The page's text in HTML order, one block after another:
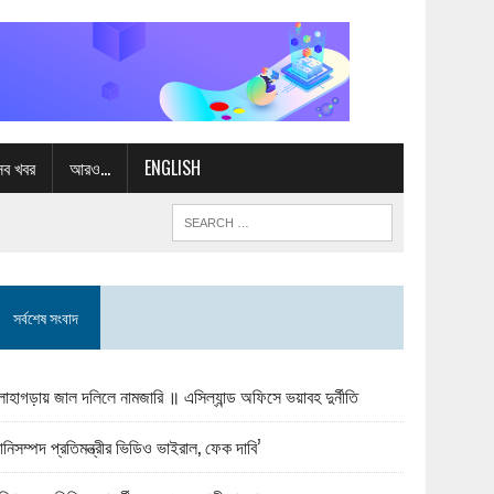
খবর আরও… ENGLISH
সর্বশেষ সংবাদ
জাল দলিলে নামজারি ॥ এসিল্যান্ড অফিসে ভয়াবহ দুর্নীতি
প্রতিমন্ত্রীর ভিডিও ভাইরাল, ফেক দাবি’